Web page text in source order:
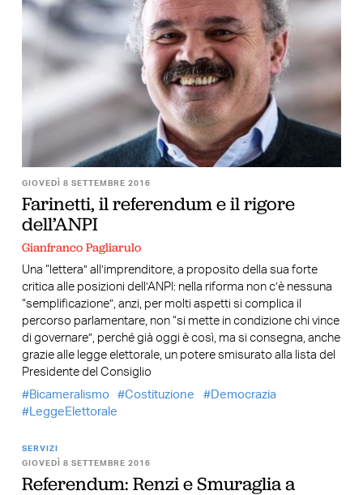
GIOVEDÌ 8 SETTEMBRE 2016
Farinetti, il referendum e il rigore
dell’ANPI
Gianfranco Pagliarulo
Una “lettera” all’imprenditore, a proposito della sua forte
critica alle posizioni dell’ANPI: nella riforma non c’è nessuna
“semplificazione”, anzi, per molti aspetti si complica il
percorso parlamentare, non “si mette in condizione chi vince
di governare”, perché già oggi è così, ma si consegna, anche
grazie alle legge elettorale, un potere smisurato alla lista del
Presidente del Consiglio
Bicameralismo
Costituzione
Democrazia
LeggeElettorale
SERVIZI
GIOVEDÌ 8 SETTEMBRE 2016
Referendum: Renzi e Smuraglia a